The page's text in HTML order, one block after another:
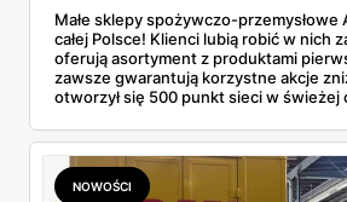
Małe sklepy spożywczo-przemysłowe
całej Polsce! Klienci lubią robić w nich
oferują asortyment z produktami
zawsze gwarantują korzystne akcje
otworzył się 500 punkt sieci w świeżej
więcej!
NOWOŚCI